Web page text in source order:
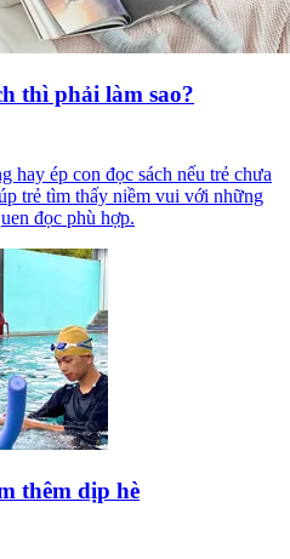
thì phải làm sao?
hay ép con đọc sách nếu trẻ chưa
trẻ tìm thấy niềm vui với những
đọc phù hợp.
thêm dịp hè